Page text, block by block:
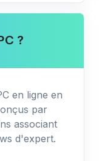
?
en ligne en
par
associant
d'expert.